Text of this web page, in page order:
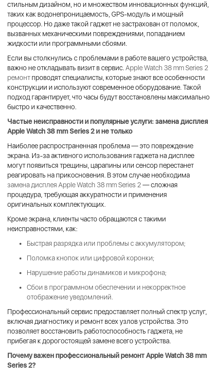
стильным дизайном, но и множеством инновационных функций,
таких как водонепроницаемость, GPS-модуль и мощный
процессор. Но даже такой гаджет не застрахован от поломок,
вызванных механическими повреждениями, попаданием
жидкости или программными сбоями.
Если вы столкнулись с проблемами в работе вашего устройства,
важно не откладывать визит в сервис. Apple Watch 38 mm Series 2
ремонтпроводят специалисты, которые знают все особенности
конструкции и используют современное оборудование. Такой
подход гарантирует, что часы будут восстановлены максимально
быстро и качественно.
Частые неисправности и популярные услуги:замена дисплея
Apple Watch 38 mm Series 2и не только
Наиболее распространенная проблема — это повреждение
экрана. Из-за активного использования гаджета на дисплее
могут появиться трещины, царапины или сенсор перестанет
реагировать на прикосновения. В этом случае необходима
замена дисплея Apple Watch 38 mm Series 2 — сложная
процедура, требующая аккуратности и применения
оригинальных комплектующих.
Кроме экрана, клиенты часто обращаются с такими
неисправностями, как:
Быстрая разрядка или проблемы с аккумулятором;
Поломка кнопок или цифровой коронки;
Нарушение работы динамиков и микрофона;
Сбои в программном обеспечении и некорректное
отображение уведомлений.
Профессиональный сервис предоставляет полный спектр услуг,
включая диагностику и ремонт всех узлов устройства. Это
позволяет восстановить работоспособность гаджета, не
прибегая к дорогостоящей замене всего устройства.
Почему важен профессиональныйремонт Apple Watch 38 mm
Series 2?